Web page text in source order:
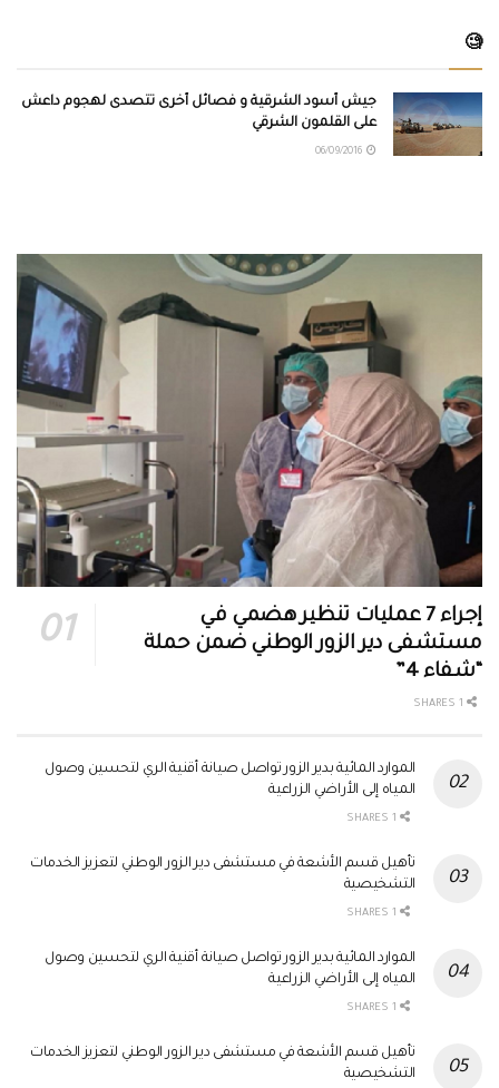
🧐
جيش أسود الشرقية و فصائل أخرى تتصدى لهجوم داعش
على القلمون الشرقي
إجراء 7 عمليات تنظير هضمي في
مستشفى دير الزور الوطني ضمن حملة
“شفاء 4”
الموارد المائية بدير الزور تواصل صيانة أقنية الري لتحسين وصول
المياه إلى الأراضي الزراعية
تأهيل قسم الأشعة في مستشفى دير الزور الوطني لتعزيز الخدمات
التشخيصية
الموارد المائية بدير الزور تواصل صيانة أقنية الري لتحسين وصول
المياه إلى الأراضي الزراعية
تأهيل قسم الأشعة في مستشفى دير الزور الوطني لتعزيز الخدمات
التشخيصية